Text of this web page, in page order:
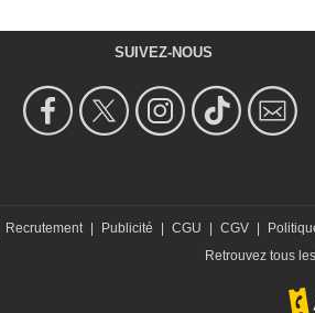
SUIVEZ-NOUS
Recrutement Publicité CGU CGV
Retrouvez tous